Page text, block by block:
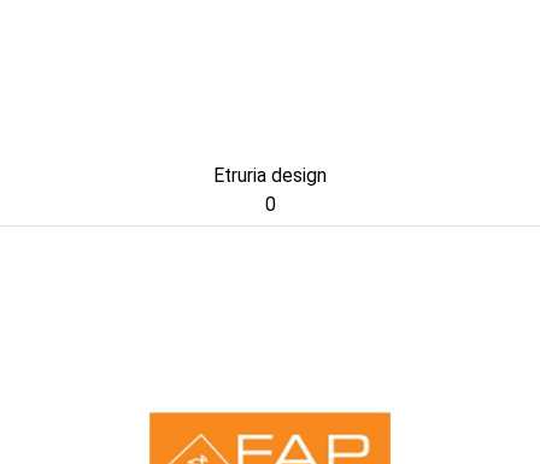
Etruria design
0